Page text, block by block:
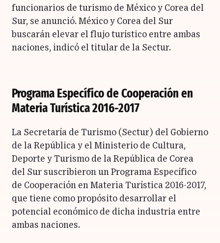
funcionarios de turismo de México y Corea del
Sur, se anunció. México y Corea del Sur
buscarán elevar el flujo turístico entre ambas
naciones, indicó el titular de la Sectur.
Programa Específico de Cooperación en
Materia Turística 2016-2017
La Secretaría de Turismo (Sectur) del Gobierno
de la República y el Ministerio de Cultura,
Deporte y Turismo de la República de Corea
del Sur suscribieron un Programa Específico
de Cooperación en Materia Turística 2016-2017,
que tiene como propósito desarrollar el
potencial económico de dicha industria entre
ambas naciones.